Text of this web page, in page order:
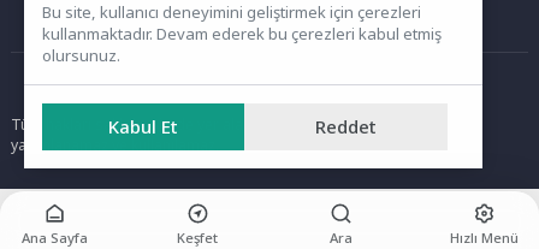
Ana Sayfa
Tüm hakları saklıdır. Sitede yer alan içerikler izinsiz kopyalanamaz,
yayımlanamaz ve kullanılamaz.
Ana Sayfa Keşfet Ara Hızlı Menü
Bu site, kullanıcı deneyimini geliştirmek için çerezleri
kullanmaktadır. Devam ederek bu çerezleri kabul etmiş
olursunuz.
Kabul Et Reddet